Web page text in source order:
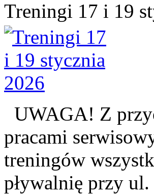
Treningi 17 i 19
UWAGA! Z
pracami
treningów
pływalnię przy